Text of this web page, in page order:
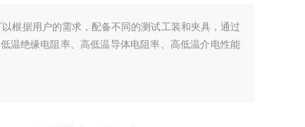
根据用户的需求，配备不同的测试工装和夹具，通过
温绝缘电阻率、高低温导体电阻率、高低温介电性能